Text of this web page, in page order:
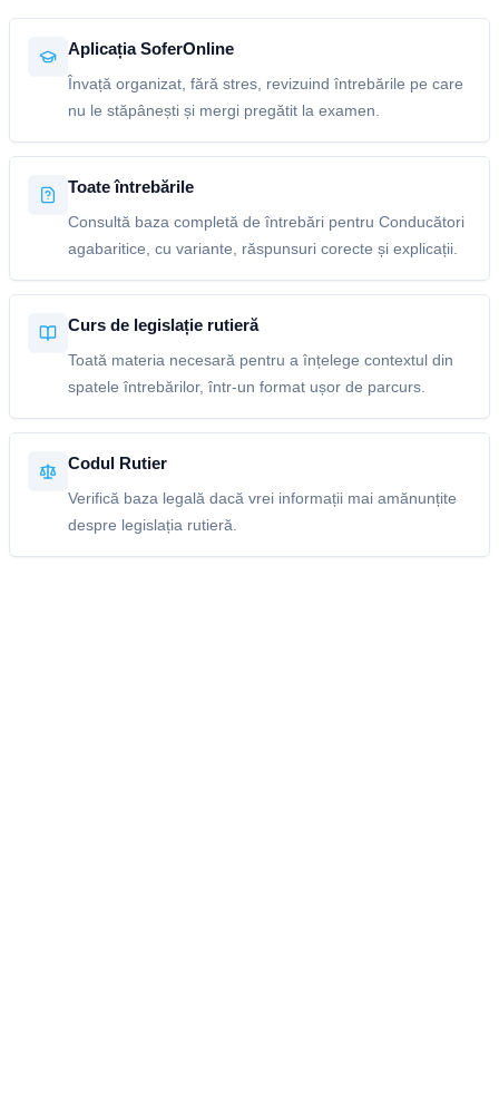
Aplicația SoferOnline
Învață organizat, fără stres, revizuind întrebările pe care
nu le stăpânești și mergi pregătit la examen.
Toate întrebările
Consultă baza completă de întrebări pentru Conducători
agabaritice, cu variante, răspunsuri corecte și explicații.
Curs de legislație rutieră
Toată materia necesară pentru a înțelege contextul din
spatele întrebărilor, într-un format ușor de parcurs.
Codul Rutier
Verifică baza legală dacă vrei informații mai amănunțite
despre legislația rutieră.